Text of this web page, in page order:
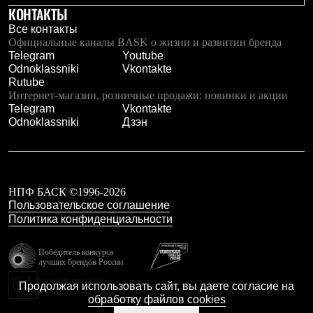
Где купить
КОНТАКТЫ
Все контакты
Официальные каналы BASK о жизни и развитии бренда
Telegram
Youtube
Odnoklassniki
Vkontakte
Rutube
Интернет-магазин, розничные продажи: новинки и акции
Telegram
Vkontakte
Odnoklassniki
Дзэн
НПФ БАСК ©1996-2026
Пользовательское соглашение
Политика конфиденциальности
Победитель конкурса
лучших брендов России
Калибр
Продолжая использовать сайт, вы даете согласие на
обработку файлов cookies